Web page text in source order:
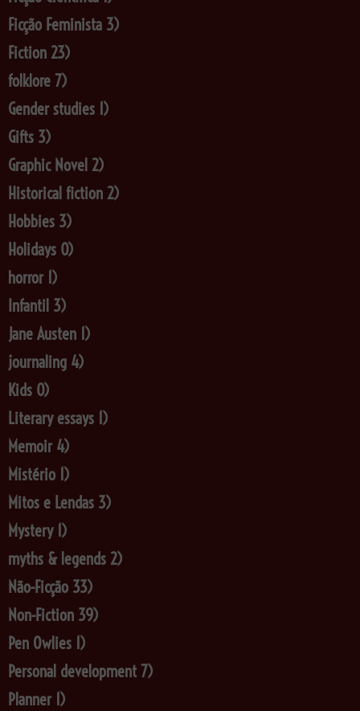
Ficção Feminista 3)
Fiction 23)
folklore 7)
Gender studies 1)
Gifts 3)
Graphic Novel 2)
Historical fiction 2)
Hobbies 3)
Holidays 0)
horror 1)
Infantil 3)
Jane Austen 1)
journaling 4)
Kids 0)
Literary essays 1)
Memoir 4)
Mistério 1)
Mitos e Lendas 3)
Mystery 1)
myths & legends 2)
Não-Ficção 33)
Non-Fiction 39)
Pen Owlies 1)
Personal development 7)
Planner 1)